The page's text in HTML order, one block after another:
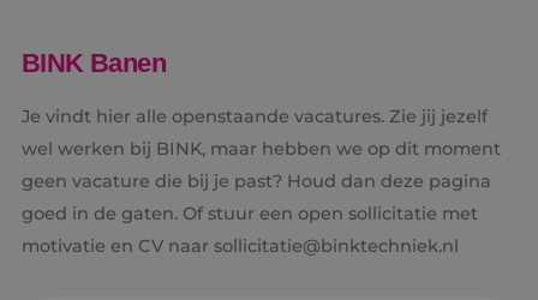
BINK Banen
Je vindt hier alle openstaande vacatures. Zie jij jezelf
wel werken bij BINK, maar hebben we op dit moment
geen vacature die bij je past? Houd dan deze pagina
goed in de gaten. Of stuur een open sollicitatie met
motivatie en CV naar sollicitatie@binktechniek.nl